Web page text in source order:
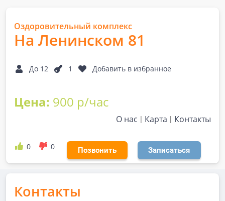
Оздоровительный комплекс
На Ленинском 81
До 12 1 Добавить в избранное
Цена: 900 р/час
О нас Карта Контакты
0 0 Позвонить Записаться
Контакты